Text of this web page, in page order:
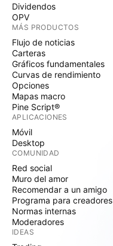
Dividendos
OPV
MÁS PRODUCTOS
Flujo de noticias
Carteras
Gráficos fundamentales
Curvas de rendimiento
Opciones
Mapas macro
Pine Script®
APLICACIONES
Móvil
Desktop
COMUNIDAD
Red social
Muro del amor
Recomendar a un amigo
Programa para creadores
Normas internas
Moderadores
IDEAS